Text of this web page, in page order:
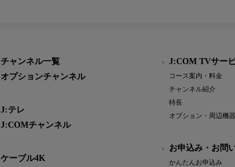
チャンネル一覧
オプションチャンネル
J:テレ
J:COMチャンネル
ケーブル4K
J:COM TVサー
コース案内・料金
チャンネル紹介
特長
オプション・周辺機器
お申込み・お問
かんたんお申込み